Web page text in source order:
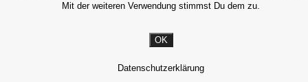
Mit der weiteren Verwendung stimmst Du dem zu.
OK
Datenschutzerklärung